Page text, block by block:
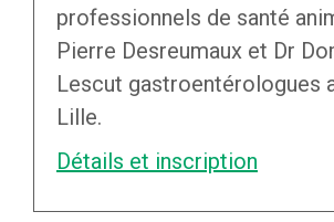
professionnels de santé
Pierre Desreumaux et Dr
Lescut gastroentérologues
Lille.
Détails et inscription